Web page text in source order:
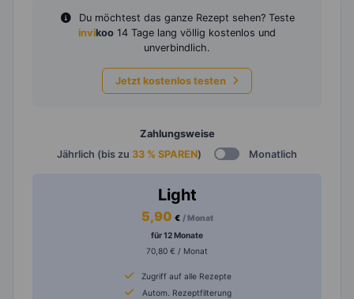
Du möchtest das ganze Rezept sehen? Teste
invikoo 14 Tage lang völlig kostenlos und
unverbindlich.
Jetzt kostenlos testen
Zahlungsweise
Jährlich (bis zu 33 % SPAREN) Monatlich
Light
5,90 € / Monat
für 12 Monate
70,80 € / Monat
Zugriff auf alle Rezepte
Autom. Rezeptfilterung